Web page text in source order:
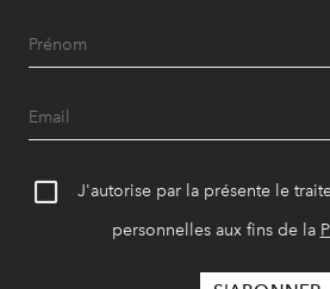
J'autorise par la présente le
personnelles aux fins de la